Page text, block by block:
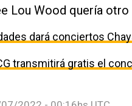
Lou Wood quería otro
dará conciertos
transmitirá gratis el